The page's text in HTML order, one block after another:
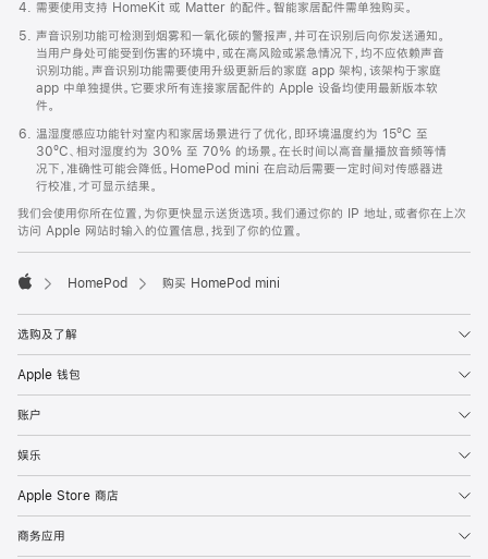
需要使用支持 HomeKit 或 Matter 的配件。智能家居配件需单独购买。
声音识别功能可检测到烟雾和一氧化碳的警报声，并可在识别后向你发送通知。
当用户身处可能受到伤害的环境中，或在高风险或紧急情况下，均不应依赖声音
识别功能。声音识别功能需要使用升级更新后的家庭 app 架构，该架构于家庭
app 中单独提供。它要求所有连接家居配件的 Apple 设备均使用最新版本软
件。
温湿度感应功能针对室内和家居场景进行了优化，即环境温度约为 15ºC 至
30ºC、相对湿度约为 30% 至 70% 的场景。在长时间以高音量播放音频等情
况下，准确性可能会降低。HomePod mini 在启动后需要一定时间对传感器进
行校准，才可显示结果。
我们会使用你所在位置，为你更快显示送货选项。我们通过你的 IP 地址，或者你在上次
访问 Apple 网站时输入的位置信息，找到了你的位置。
HomePod 购买 HomePod mini
选购及了解
Apple 钱包
账户
娱乐
Apple Store 商店
商务应用